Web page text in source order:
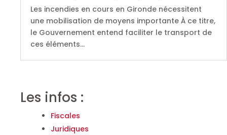
Les incendies en cours en Gironde nécessitent
une mobilisation de moyens importante À ce titre,
le Gouvernement entend faciliter le transport de
ces éléments…
Les infos :
Fiscales
Juridiques